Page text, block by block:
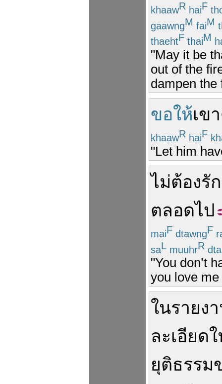
khaawR haiF
gaawngM faiM
thaehtF thaiM
"May it be
out of the
dampen the
ขอให้เขา
khaawR haiF
"Let him
ไม่ต้องรัก
ตลอดไป
maiF dtawngF
saL muuhrR dta
"You don’t
you love
ในรายง
ละเอียด
ยุติธรรม